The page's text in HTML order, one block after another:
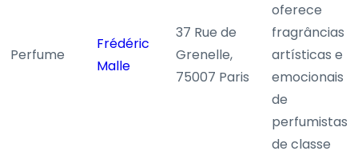
Perfume
Frédéric
Malle
37 Rue de
Grenelle,
75007 Paris
oferece
fragrâncias
artísticas e
emocionais
de
perfumistas
de classe